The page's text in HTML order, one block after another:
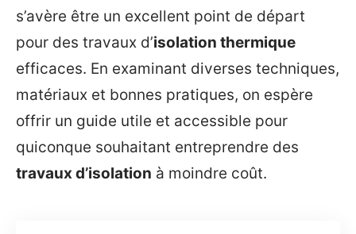
s’avère être un excellent point de départ
pour des travaux d’isolation thermique
efficaces. En examinant diverses techniques,
matériaux et bonnes pratiques, on espère
offrir un guide utile et accessible pour
quiconque souhaitant entreprendre des
travaux d’isolation à moindre coût.